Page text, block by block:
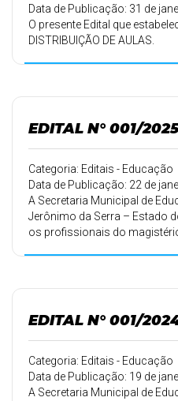
Data de Publicação: 31 de
O presente Edital que
DISTRIBUIÇÃO DE AULAS.
EDITAL N° 001/2025
Categoria: Editais - Educação
Data de Publicação: 22 de
A Secretaria Municipal de
Jerônimo da Serra – Estado
os profissionais do
EDITAL N° 001/
Categoria: Editais - Educação
Data de Publicação: 19 de
A Secretaria Municipal de